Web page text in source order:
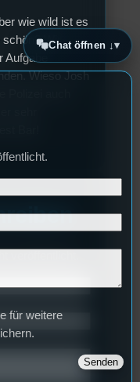
wie wild ist es
Wir
Wieso Josh
sehr
veröffentlicht.
Chat öffnen ↓
für weitere